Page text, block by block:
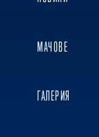
МАЧОВЕ
ГАЛЕРИЯ